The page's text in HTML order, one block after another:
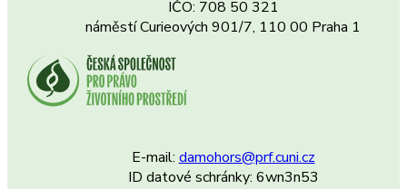
IČO: 708 50 321
náměstí Curieových 901/7, 110 00 Praha 1
E-mail: damohors@prf.cuni.cz
ID datové schránky: 6wn3n53